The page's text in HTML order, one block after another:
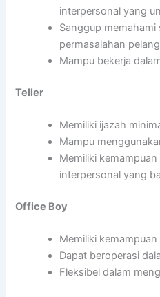
interpersonal yang
Sanggup memahami
permasalahan
Mampu bekerja
Teller
Memiliki ijazah
Mampu
Memiliki
interpersonal yang
Office Boy
Memiliki
Dapat beroperasi
Fleksibel dalam